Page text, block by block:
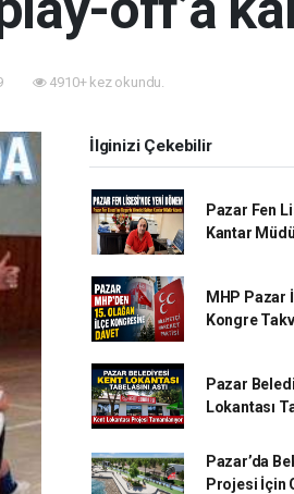
4910+ kez okundu.
İlginizi Çekebilir
Pazar Fen
Kantar
MHP Pazar
Kongre
Pazar
Lokantası
Pazar’da
Projesi İçin